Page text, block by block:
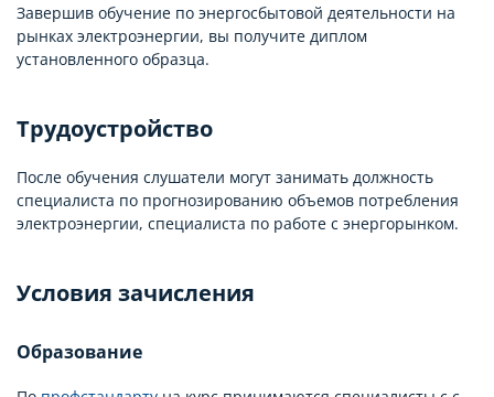
Завершив обучение по энергосбытовой деятельности на
рынках электроэнергии, вы получите диплом
установленного образца.
Трудоустройство
После обучения слушатели могут занимать должность
специалиста по прогнозированию объемов потребления
электроэнергии, специалиста по работе с энергорынком.
Условия зачисления
Образование